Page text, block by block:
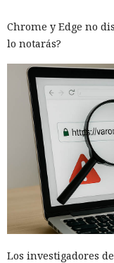
Chrome y Edge no
lo notarás?
Los investigadores